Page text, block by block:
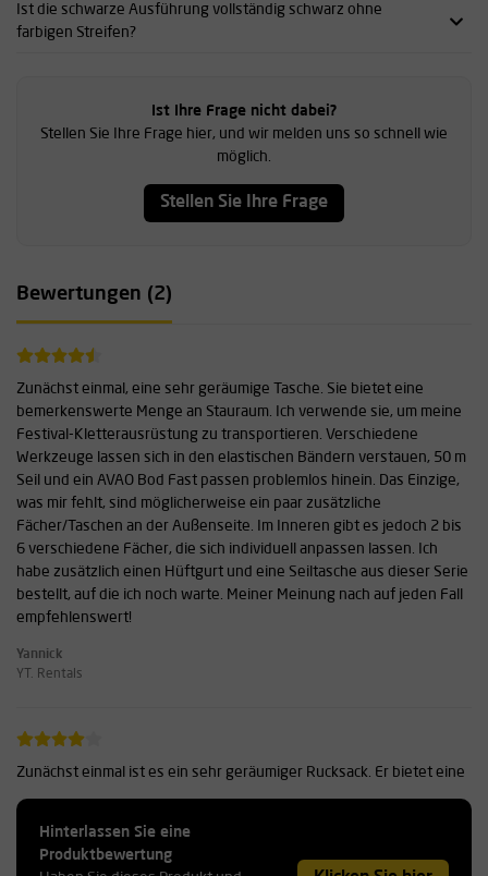
Ist die schwarze Ausführung vollständig schwarz ohne
farbigen Streifen?
Ist Ihre Frage nicht dabei?
Stellen Sie Ihre Frage hier, und wir melden uns so schnell wie
möglich.
Stellen Sie Ihre Frage
Bewertungen (2)
Zunächst einmal, eine sehr geräumige Tasche. Sie bietet eine
bemerkenswerte Menge an Stauraum. Ich verwende sie, um meine
Festival-Kletterausrüstung zu transportieren. Verschiedene
Werkzeuge lassen sich in den elastischen Bändern verstauen, 50 m
Seil und ein AVAO Bod Fast passen problemlos hinein. Das Einzige,
was mir fehlt, sind möglicherweise ein paar zusätzliche
Fächer/Taschen an der Außenseite. Im Inneren gibt es jedoch 2 bis
6 verschiedene Fächer, die sich individuell anpassen lassen. Ich
habe zusätzlich einen Hüftgurt und eine Seiltasche aus dieser Serie
bestellt, auf die ich noch warte. Meiner Meinung nach auf jeden Fall
empfehlenswert!
Yannick
YT. Rentals
Zunächst einmal ist es ein sehr geräumiger Rucksack. Er bietet eine
bemerkenswerte Menge an Stauraum. Ich verwende ihn, um meine
Werkzeuge lassen sich in den elastischen Bändern verstauen, 50 m
Seil und ein AVAO Bod Fast passen problemlos hinein. Das Einzige,
Hinterlassen Sie eine
Produktbewertung